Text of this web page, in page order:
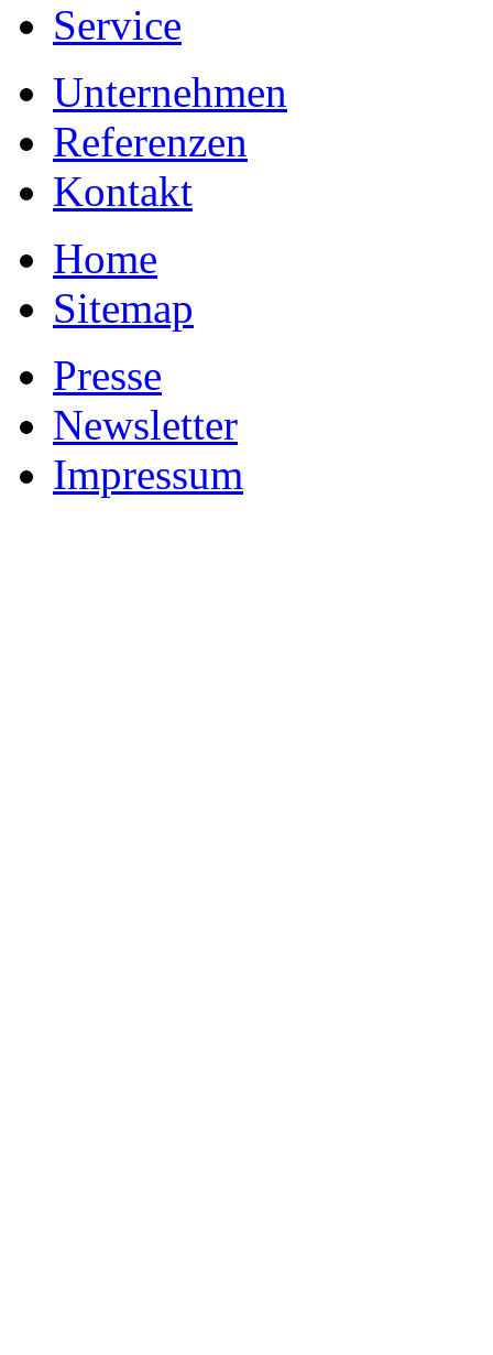
Service
Unternehmen
Referenzen
Kontakt
Home
Sitemap
Presse
Newsletter
Impressum